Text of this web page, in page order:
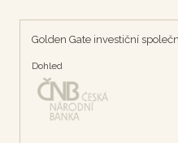
Golden Gate investiční
Dohled